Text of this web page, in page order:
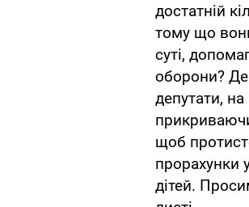
достатній
тому що
суті,
оборони? Де
депутати,
щоб
прорахунки
дітей.